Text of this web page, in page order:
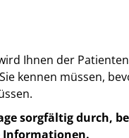
Ihnen der
kennen müssen,
sorgfältig durch,
Informationen.